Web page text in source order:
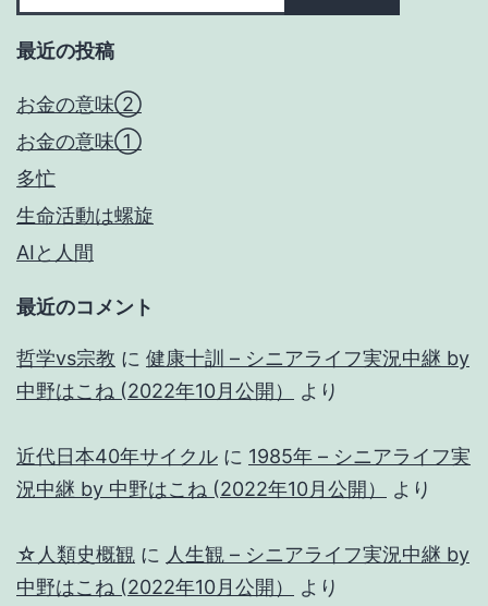
最近の投稿
お金の意味②
お金の意味①
多忙
生命活動は螺旋
AIと人間
最近のコメント
哲学vs宗教 に 健康十訓 – シニアライフ実況中継 by
中野はこね (2022年10月公開）
より
近代日本40年サイクル に 1985年 – シニアライフ実
況中継 by 中野はこね (2022年10月公開）
より
☆人類史概観 に 人生観 – シニアライフ実況中継 by
中野はこね (2022年10月公開）
より